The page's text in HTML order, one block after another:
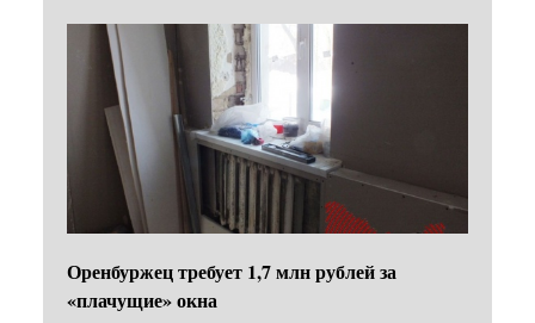
Оренбуржец требует 1,7 млн рублей за
«плачущие» окна